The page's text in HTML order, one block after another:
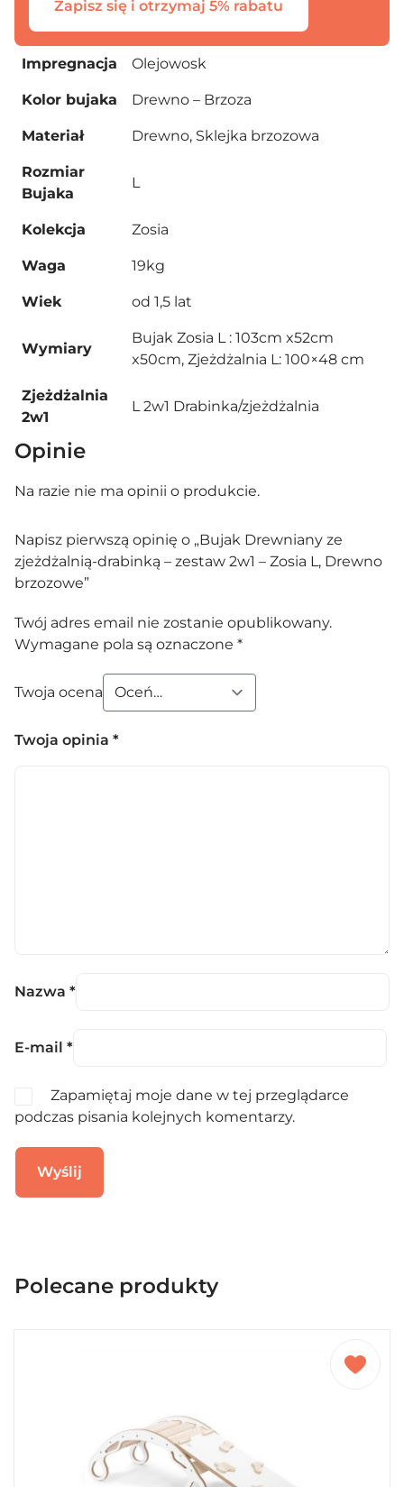
Zapisz się i otrzymaj 5% rabatu
Impregnacja Olejowosk
Kolor bujaka Drewno – Brzoza
Materiał Drewno, Sklejka brzozowa
Rozmiar
Bujaka
L
Kolekcja Zosia
Waga 19kg
Wiek od 1,5 lat
Wymiary
Bujak Zosia L : 103cm x52cm
x50cm, Zjeżdżalnia L: 100×48 cm
Zjeżdżalnia
2w1
L 2w1 Drabinka/zjeżdżalnia
Opinie
Na razie nie ma opinii o produkcie.
Napisz pierwszą opinię o „Bujak Drewniany ze
zjeżdżalnią-drabinką – zestaw 2w1 – Zosia L, Drewno
brzozowe”
Twój adres email nie zostanie opublikowany.
Wymagane pola są oznaczone *
Twoja ocena
Twoja opinia *
Nazwa *
E-mail *
Zapamiętaj moje dane w tej przeglądarce
podczas pisania kolejnych komentarzy.
Polecane produkty